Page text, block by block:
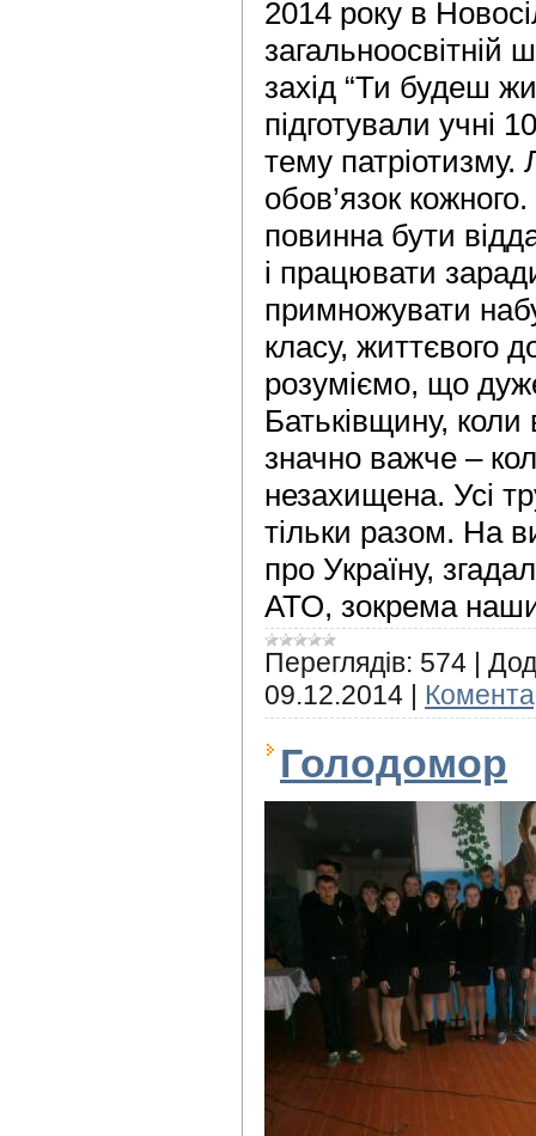
2014 року в
загальноосвітній
захід “Ти будеш
підготували учні
тему
обов’язок
повинна бути
і працювати
примножувати
класу, життєвого
розуміємо, що
Батьківщину, коли
значно важче –
незахищена. Усі
тільки разом. На
про Україну,
АТО, зокрема
Переглядів: 574 |
09.12.2014 |
Голодомор